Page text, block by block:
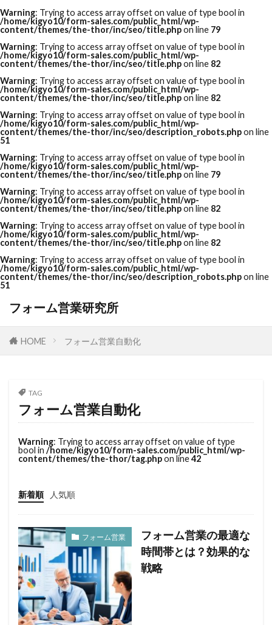
Warning: Trying to access array offset on value of type bool in
/home/kigyo10/form-sales.com/public_html/wp-
content/themes/the-thor/inc/seo/title.phpon line 79
Warning: Trying to access array offset on value of type bool in
/home/kigyo10/form-sales.com/public_html/wp-
content/themes/the-thor/inc/seo/title.phpon line 82
Warning: Trying to access array offset on value of type bool in
/home/kigyo10/form-sales.com/public_html/wp-
content/themes/the-thor/inc/seo/title.phpon line 82
Warning: Trying to access array offset on value of type bool in
/home/kigyo10/form-sales.com/public_html/wp-
content/themes/the-thor/inc/seo/description_robots.phpon line
51
Warning: Trying to access array offset on value of type bool in
/home/kigyo10/form-sales.com/public_html/wp-
content/themes/the-thor/inc/seo/title.phpon line 79
Warning: Trying to access array offset on value of type bool in
/home/kigyo10/form-sales.com/public_html/wp-
content/themes/the-thor/inc/seo/title.phpon line 82
Warning: Trying to access array offset on value of type bool in
/home/kigyo10/form-sales.com/public_html/wp-
content/themes/the-thor/inc/seo/title.phpon line 82
Warning: Trying to access array offset on value of type bool in
/home/kigyo10/form-sales.com/public_html/wp-
content/themes/the-thor/inc/seo/description_robots.phpon line
51
フォーム営業研究所
HOME フォーム営業自動化
TAG
フォーム営業自動化
Warning: Trying to access array offset on value of type
bool in /home/kigyo10/form-sales.com/public_html/wp-
content/themes/the-thor/tag.phpon line42
新着順 人気順
フォーム営業
フォーム営業の最適な
時間帯とは？効果的な
戦略